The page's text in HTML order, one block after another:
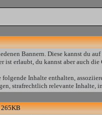
Bannern. Diese kannst du
ist erlaubt, du kannst aber auch
folgende Inhalte enthalten,
strafrechtlich relevante
265KB